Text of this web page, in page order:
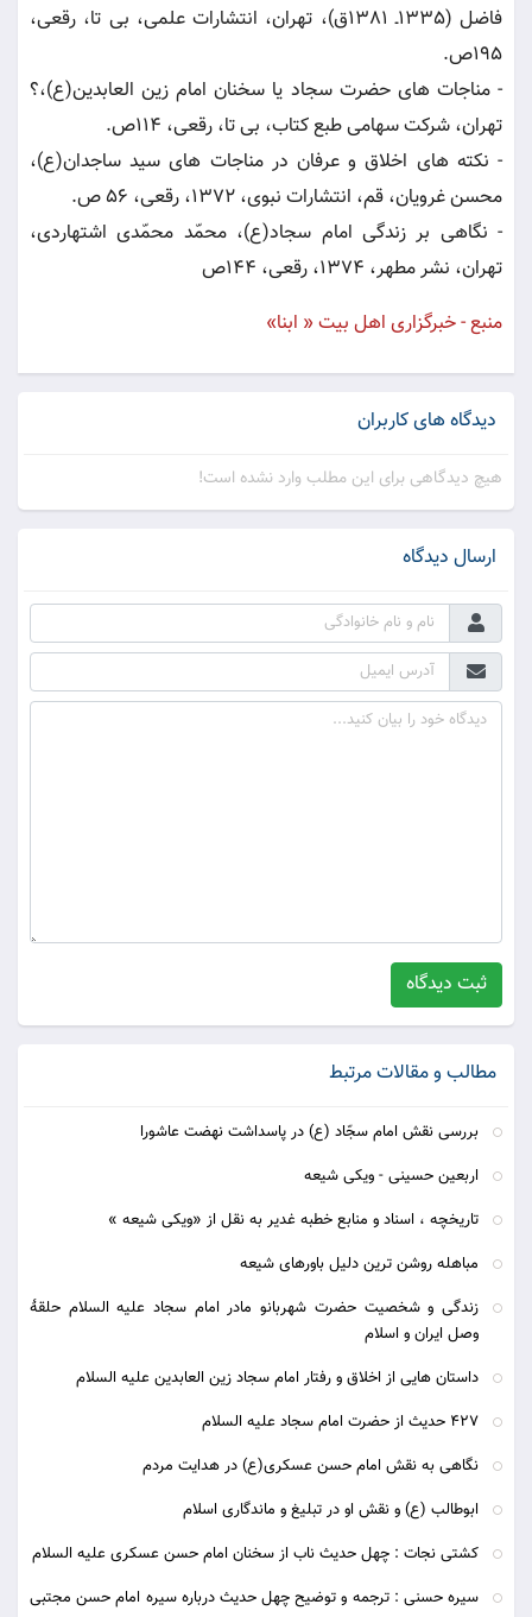
فاضل (1335ـ 1381ق)، تهران، انتشارات علمى، بى تا، رقعى،
195ص.
- مناجات هاى حضرت سجاد یا سخنان امام زین العابدین(ع)،؟
تهران، شركت سهامى طبع كتاب، بى تا، رقعى، 114ص.
- نكته هاى اخلاق و عرفان در مناجات هاى سید ساجدان(ع)،
محسن غرویان، قم، انتشارات نبوى، 1372، رقعى، 56 ص.
- نگاهى بر زندگى امام سجاد(ع)، محمّد محمّدى اشتهاردى،
تهران، نشر مطهر، 1374، رقعى، 144ص
منبع - خبرگزاری اهل بیت « ابنا»
دیدگاه های کاربران
هیچ دیدگاهی برای این مطلب وارد نشده است!
ارسال دیدگاه
ثبت دیدگاه
مطالب و مقالات مرتبط
بررسی نقش امام سجّاد (ع) در پاسداشت نهضت عاشورا
اربعین حسینی - ویکی شیعه
تاریخچه ، اسناد و منابع خطبه غدیر به نقل از «ویکی شیعه »
مباهله روشن ترین دلیل باورهای شیعه
زندگی و شخصیت حضرت شهربانو مادر امام سجاد علیه السلام حلقۀ
وصل ایران و اسلام
داستان هایی از اخلاق و رفتار امام سجاد زین العابدین علیه السلام
427 حديث از حضرت امام سجاد عليه السلام
نگاهی به نقش امام حسن عسکری(ع) در هدایت مردم
ابوطالب (ع) و نقش او در تبلیغ و ماندگاری اسلام
کشتی نجات : چهل حدیث ناب از سخنان امام حسن عسکری علیه السلام
سیره حسنی : ترجمه و توضیح چهل حدیث درباره سیره امام حسن مجتبی